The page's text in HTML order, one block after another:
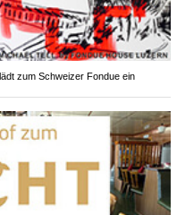
zum Schweizer Fondue ein